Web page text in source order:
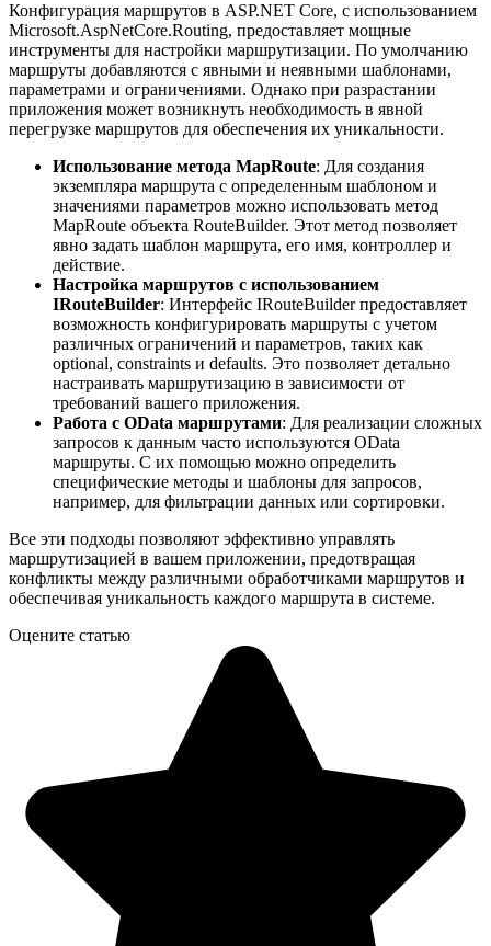
Конфигурация маршрутов в ASP.NET Core, с использованием
Microsoft.AspNetCore.Routing, предоставляет мощные
инструменты для настройки маршрутизации. По умолчанию
маршруты добавляются с явными и неявными шаблонами,
параметрами и ограничениями. Однако при разрастании
приложения может возникнуть необходимость в явной
перегрузке маршрутов для обеспечения их уникальности.
Использование метода MapRoute: Для создания
экземпляра маршрута с определенным шаблоном и
значениями параметров можно использовать метод
MapRoute объекта RouteBuilder. Этот метод позволяет
явно задать шаблон маршрута, его имя, контроллер и
действие.
Настройка маршрутов с использованием
IRouteBuilder: Интерфейс IRouteBuilder предоставляет
возможность конфигурировать маршруты с учетом
различных ограничений и параметров, таких как
optional, constraints и defaults. Это позволяет детально
настраивать маршрутизацию в зависимости от
требований вашего приложения.
Работа с OData маршрутами: Для реализации сложных
запросов к данным часто используются OData
маршруты. С их помощью можно определить
специфические методы и шаблоны для запросов,
например, для фильтрации данных или сортировки.
Все эти подходы позволяют эффективно управлять
маршрутизацией в вашем приложении, предотвращая
конфликты между различными обработчиками маршрутов и
обеспечивая уникальность каждого маршрута в системе.
Оцените статью